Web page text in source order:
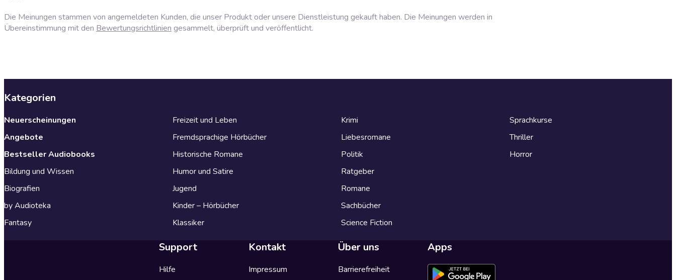
Die Meinungen stammen von angemeldeten Kunden, die unser Produkt oder unsere Dienstleistung gekauft haben. Die Meinungen werden in
Übereinstimmung mit den Bewertungsrichtlinien gesammelt, überprüft und veröffentlicht.
Kategorien
Neuerscheinungen
Angebote
Bestseller Audiobooks
Bildung und Wissen
Biografien
by Audioteka
Fantasy
Freizeit und Leben
Fremdsprachige Hörbücher
Historische Romane
Humor und Satire
Jugend
Kinder – Hörbücher
Klassiker
Krimi
Liebesromane
Politik
Ratgeber
Romane
Sachbücher
Science Fiction
Sprachkurse
Thriller
Horror
Support
Hilfe
Kontakt
Impressum
Über uns
Barrierefreiheit
Apps